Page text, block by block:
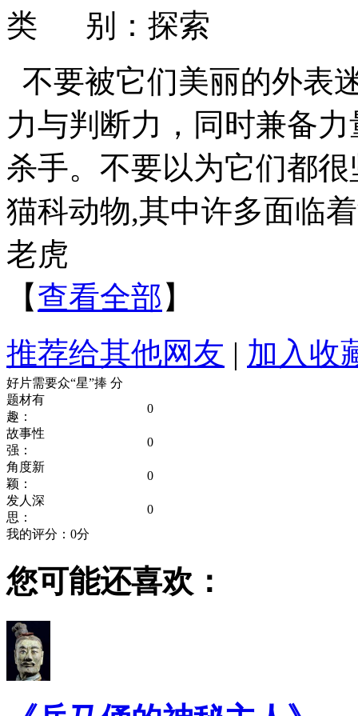
类 别：探索
不要被它们美丽的外表
力与判断力，同时兼备
杀手。不要以为它们都
猫科动物,其中许多面临
老虎
【查看全部 】
推荐给其他网友 | 加入收
好片需要众“星”捧 分
题材有
趣：
0
故事性
强：
0
角度新
颖：
0
发人深
思：
0
我的评分： 0分
您可能还喜欢：